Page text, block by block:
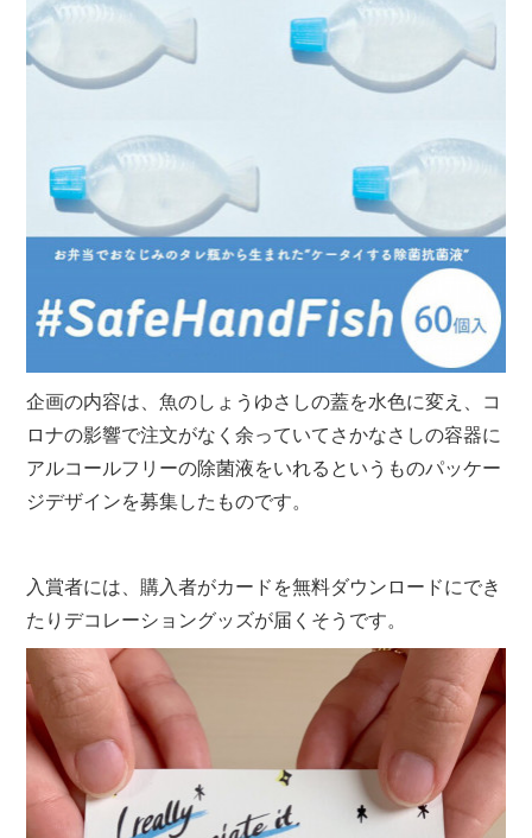
企画の内容は、魚のしょうゆさしの蓋を水色に変え、コ
ロナの影響で注文がなく余っていてさかなさしの容器に
アルコールフリーの除菌液をいれるというものパッケー
ジデザインを募集したものです。
入賞者には、購入者がカードを無料ダウンロードにでき
たりデコレーショングッズが届くそうです。